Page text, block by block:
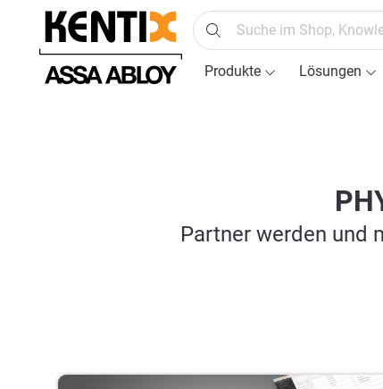
Zur Hauptnavigation springen
Produkte Lösungen
Partner werden und